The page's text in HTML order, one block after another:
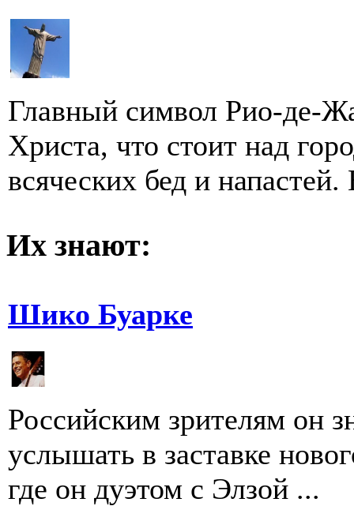
Главный символ Рио-де-
Христа, что стоит над
всяческих бед и
Их знают:
Шико Буарке
Российским зрителям он
услышать в заставке
где он дуэтом с Элзой ...